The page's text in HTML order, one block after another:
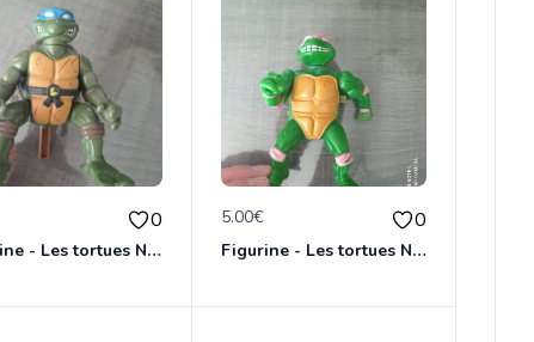
0
Figurine - Les tortues Ninja - Leonardo
5.00€ 0
Figurine - Les tortues Ninja